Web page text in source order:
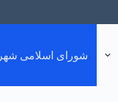
شورای اسلامی شهر